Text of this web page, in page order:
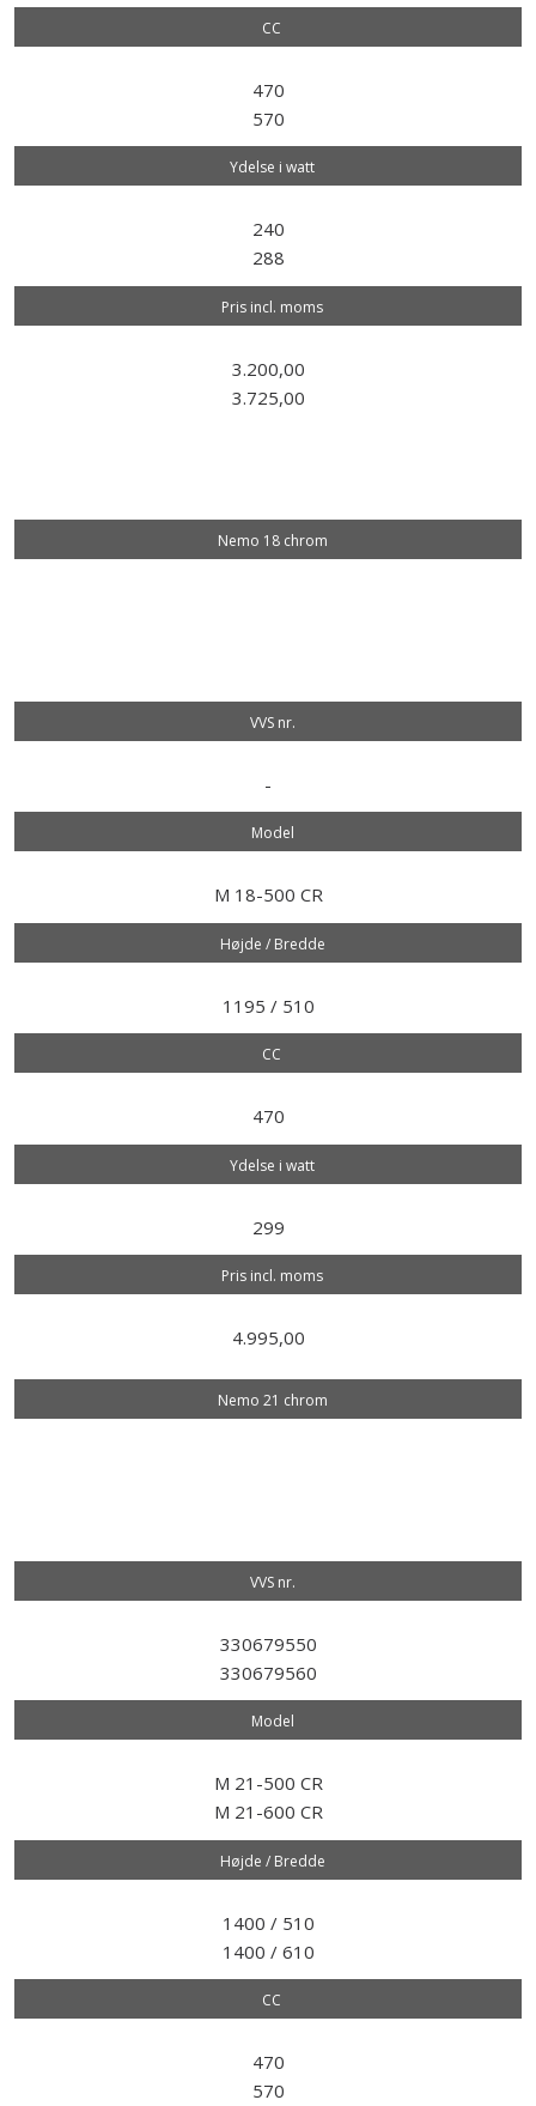
CC
470
570
Ydelse i watt
240
288
Pris incl. moms
3.200,00
3.725,00
Nemo 18 chrom
VVS nr.​
-
Model​
M 18-500 CR
Højde / Bredde
1195 / 510
CC
470
Ydelse i watt
299
Pris incl. moms
4.995,00
Nemo 21 chrom
VVS nr.​
330679550
330679560
Model​
M 21-500 CR
M 21-600 CR
Højde / Bredde
1400 / 510
1400 / 610
CC
470
570